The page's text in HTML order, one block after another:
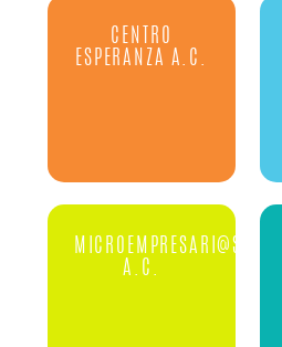
CENTRO
ESPERANZA A.C.
MICROEMPRESARI@S
A.C.